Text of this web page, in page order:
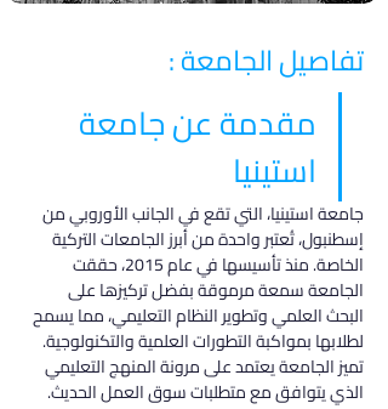
تفاصيل الجامعة :
مقدمة عن جامعة
استينيا
جامعة استينيا، التي تقع في الجانب الأوروبي من
إسطنبول، تُعتبر واحدة من أبرز الجامعات التركية
الخاصة. منذ تأسيسها في عام 2015، حققت
الجامعة سمعة مرموقة بفضل تركيزها على
البحث العلمي وتطوير النظام التعليمي، مما يسمح
لطلابها بمواكبة التطورات العلمية والتكنولوجية.
تميز الجامعة يعتمد على مرونة المنهج التعليمي
الذي يتوافق مع متطلبات سوق العمل الحديث.